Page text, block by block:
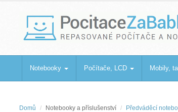
PocitaceZaBabku
Repasované počítače a notebooky
Notebooky Počítače, LCD Mobily,
Domů Notebooky a příslušenství Předváděcí